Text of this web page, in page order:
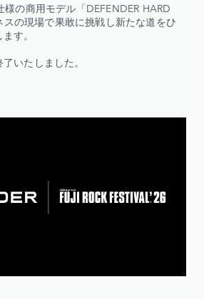
の商用モデル「DEFENDER HARD
の現場で果敢に挑戦し新たな道をひ
す。
いたしました。